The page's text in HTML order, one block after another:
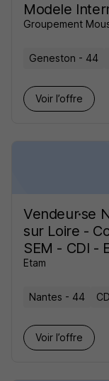
Modele
Groupement
Geneston - 44
Voir l’offre
Vendeur·se
sur Loire -
SEM - CDI -
Etam
Nantes - 44
Voir l’offre